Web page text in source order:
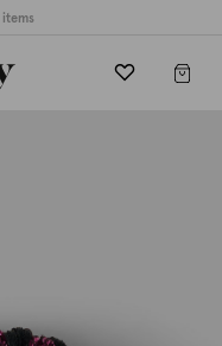
items